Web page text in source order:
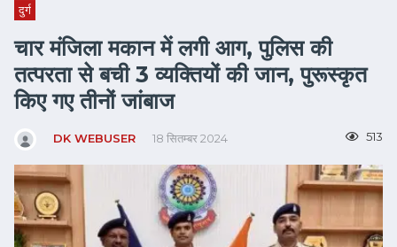
दुर्ग
चार मंजिला मकान में लगी आग, पुलिस की
तत्परता से बची 3 व्यक्तियों की जान, पुरूस्कृत
किए गए तीनों जांबाज
DK WEBUSER 18 सितम्बर 2024 513